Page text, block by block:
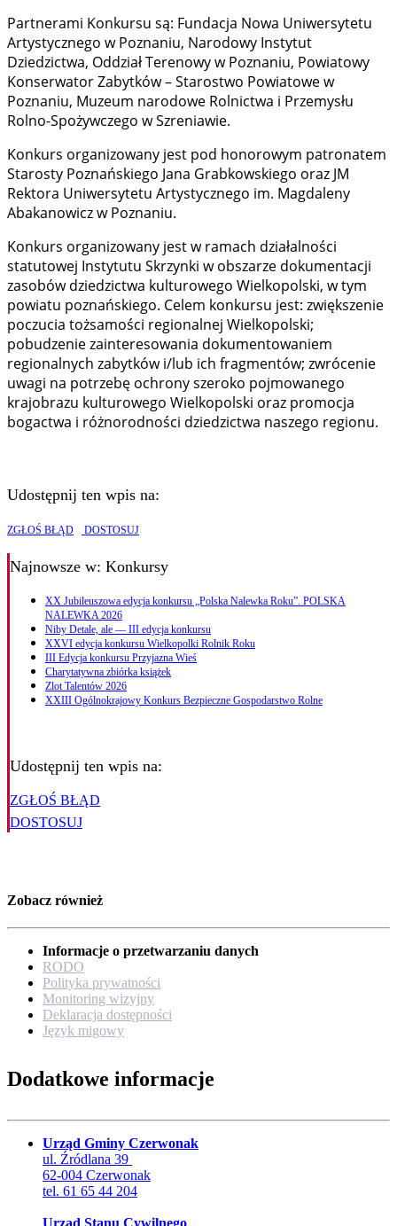
Partnerami Konkursu są: Fundacja Nowa Uniwersytetu
Artystycznego w Poznaniu, Narodowy Instytut
Dziedzictwa, Oddział Terenowy w Poznaniu, Powiatowy
Konserwator Zabytków – Starostwo Powiatowe w
Poznaniu, Muzeum narodowe Rolnictwa i Przemysłu
Rolno-Spożywczego w Szreniawie.
Konkurs organizowany jest pod honorowym patronatem
Starosty Poznańskiego Jana Grabkowskiego oraz JM
Rektora Uniwersytetu Artystycznego im. Magdaleny
Abakanowicz w Poznaniu.
Konkurs organizowany jest w ramach działalności
statutowej Instytutu Skrzynki w obszarze dokumentacji
zasobów dziedzictwa kulturowego Wielkopolski, w tym
powiatu poznańskiego. Celem konkursu jest: zwiększenie
poczucia tożsamości regionalnej Wielkopolski;
pobudzenie zainteresowania dokumentowaniem
regionalnych zabytków i/lub ich fragmentów; zwrócenie
uwagi na potrzebę ochrony szeroko pojmowanego
krajobrazu kulturowego Wielkopolski oraz promocja
bogactwa i różnorodności dziedzictwa naszego regionu.
Udostępnij ten wpis na:
ZGŁOŚ BŁĄD DOSTOSUJ
Najnowsze w: Konkursy
XX Jubileuszowa edycja konkursu „Polska Nalewka Roku”. POLSKA
NALEWKA 2026
Niby Detale, ale — III edycja konkursu
XXVI edycja konkursu Wielkopolki Rolnik Roku
III Edycja konkursu Przyjazna Wieś
Charytatywna zbiórka książek
Zlot Talentów 2026
XXIII Ogólnokrajowy Konkurs Bezpieczne Gospodarstwo Rolne
Udostępnij ten wpis na:
ZGŁOŚ BŁĄD
DOSTOSUJ
Zobacz również
Informacje o przetwarzaniu danych
RODO
Polityka prywatności
Monitoring wizyjny
Deklaracja dostępności
Język migowy
Dodatkowe informacje
Urząd Gminy Czerwonak
ul. Źródlana 39
62-004 Czerwonak
tel. 61 65 44 204
Urząd Stanu Cywilnego